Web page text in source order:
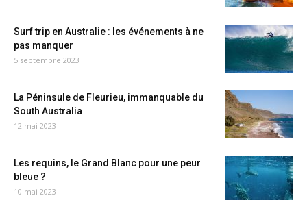
Surf trip en Australie : les événements à ne
pas manquer
5 septembre 2023
La Péninsule de Fleurieu, immanquable du
South Australia
12 mai 2023
Les requins, le Grand Blanc pour une peur
bleue ?
10 mai 2023